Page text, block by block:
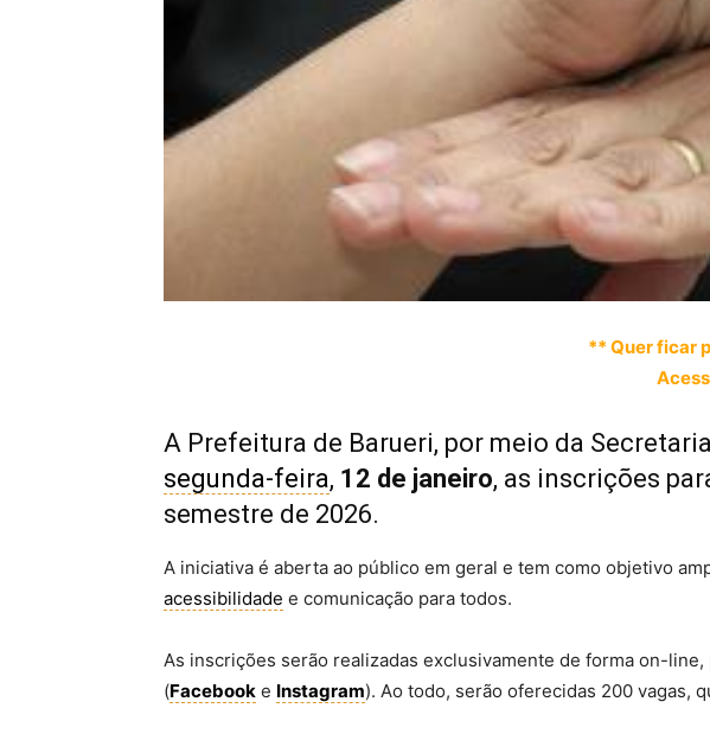
** Quer ficar
A Prefeitura de Barueri, por meio da
segunda-feira, 12 de janeiro, as inscrições
semestre de 2026.
A iniciativa é aberta ao público em geral e tem como objetivo
acessibilidade e comunicação para todos.
As inscrições serão realizadas exclusivamente de forma on-
(Facebook e Instagram). Ao todo, serão oferecidas 200 vagas,